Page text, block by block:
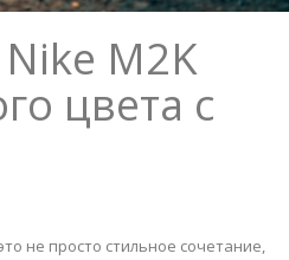
M2K
цвета с
не просто стильное сочетание,